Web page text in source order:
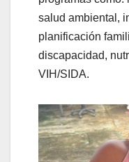
salud ambiental,
planificación
discapacidad,
VIH/SIDA.